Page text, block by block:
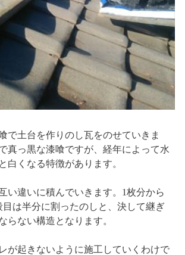
で土台を作りのし瓦をのせていきま
真っ黒な漆喰ですが、経年によって水
白くなる特徴があります。
い違いに積んでいきます。1枚分から
目は半分に割ったのしと、決して継ぎ
らない構造となります。
が起きないように施工していくわけで